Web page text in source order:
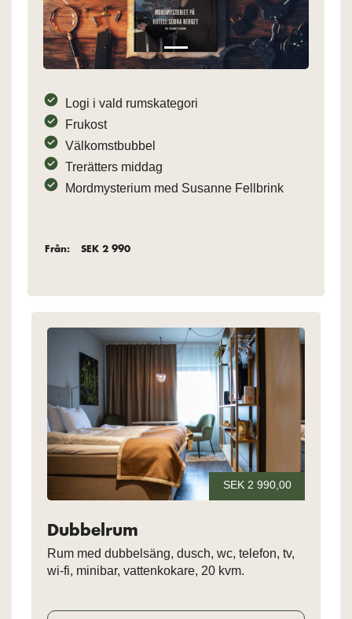
Logi i vald rumskategori
Frukost
Välkomstbubbel
Trerätters middag
Mordmysterium med Susanne Fellbrink
Från: SEK 2 990
Dubbelrum
Rum med dubbelsäng, dusch, wc, telefon, tv,
wi-fi, minibar, vattenkokare, 20 kvm.
SEK 2 990,00